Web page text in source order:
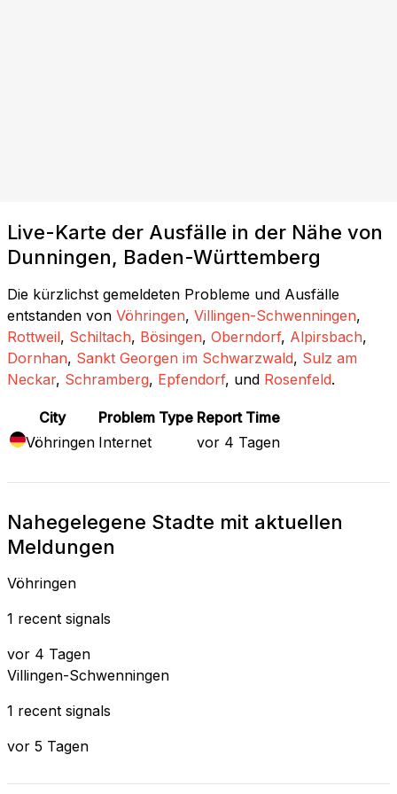
Live-Karte der Ausfälle in der Nähe von
Dunningen, Baden-Württemberg
Die kürzlichst gemeldeten Probleme und Ausfälle
entstanden von Vöhringen, Villingen-Schwenningen,
Rottweil, Schiltach, Bösingen, Oberndorf, Alpirsbach,
Dornhan, Sankt Georgen im Schwarzwald, Sulz am
Neckar, Schramberg, Epfendorf, und Rosenfeld.
City Problem Type Report Time
Vöhringen Internet vor 4 Tagen
Nahegelegene Stadte mit aktuellen
Meldungen
Vöhringen
1 recent signals
vor 4 Tagen
Villingen-Schwenningen
1 recent signals
vor 5 Tagen